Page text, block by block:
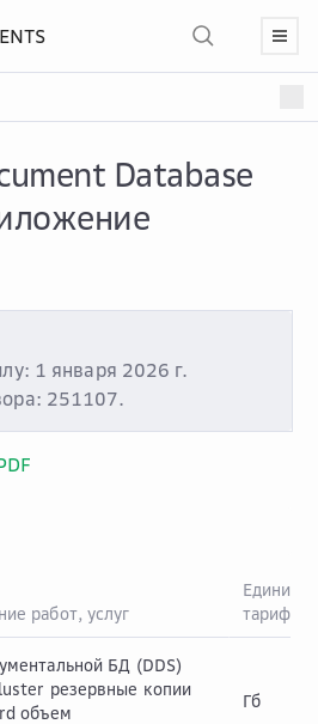
Database
1 января 2026 г.
251107.
работ, услуг
Единица
БД (DDS)
резервные копии
объем
Гб